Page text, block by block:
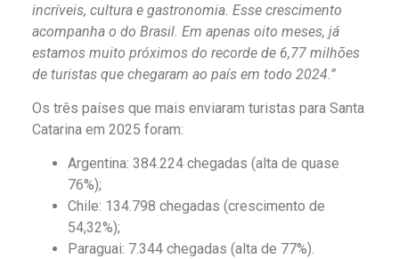
incríveis, cultura e gastronomia. Esse crescimento
acompanha o do Brasil. Em apenas oito meses, já
estamos muito próximos do recorde de 6,77 milhões
de turistas que chegaram ao país em todo 2024.”
Os três países que mais enviaram turistas para Santa
Catarina em 2025 foram:
Argentina: 384.224 chegadas (alta de quase
76%);
Chile: 134.798 chegadas (crescimento de
54,32%);
Paraguai: 7.344 chegadas (alta de 77%).